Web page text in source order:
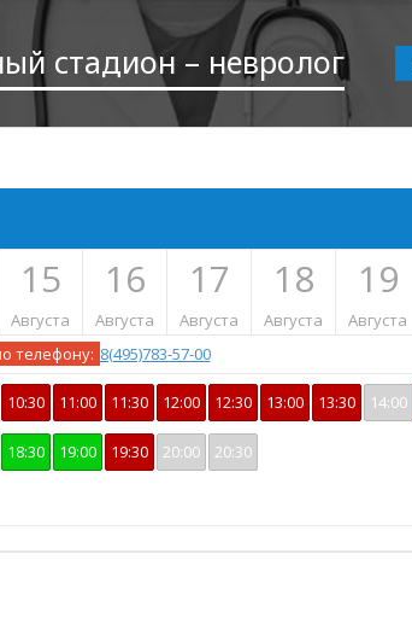
стадион – невролог
15
Августа
16
Августа
17
Августа
18
Августа
19
Августа
телефону: 8(495)783-57-00
10:30 11:00 11:30 12:00 12:30 13:00 13:30 14:00
18:30 19:00 19:30 20:00 20:30